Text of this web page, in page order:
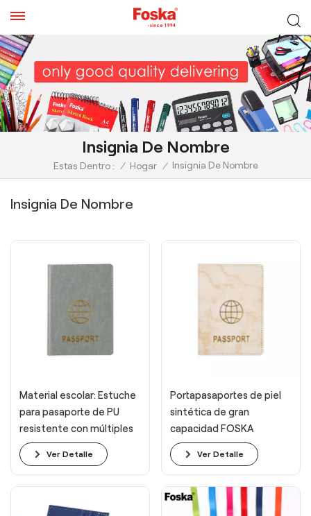
Insignia De Nombre
Estas Dentro : / Hogar / Insignia De Nombre
Insignia De Nombre
Material escolar: Estuche
para pasaporte de PU
resistente con múltiples
ranuras para tarjetas.
Ver Detalle
Portapasaportes de piel
sintética de gran
capacidad FOSKA
Ver Detalle